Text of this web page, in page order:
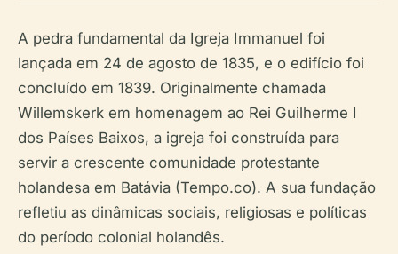
A pedra fundamental da Igreja Immanuel foi
lançada em 24 de agosto de 1835, e o edifício foi
concluído em 1839. Originalmente chamada
Willemskerk em homenagem ao Rei Guilherme I
dos Países Baixos, a igreja foi construída para
servir a crescente comunidade protestante
holandesa em Batávia (Tempo.co). A sua fundação
refletiu as dinâmicas sociais, religiosas e políticas
do período colonial holandês.